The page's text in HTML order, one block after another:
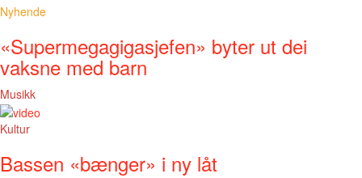
Nyhende
«Supermegagigasjefen» byter ut dei
vaksne med barn
Musikk
Kultur
Bassen «bænger» i ny låt